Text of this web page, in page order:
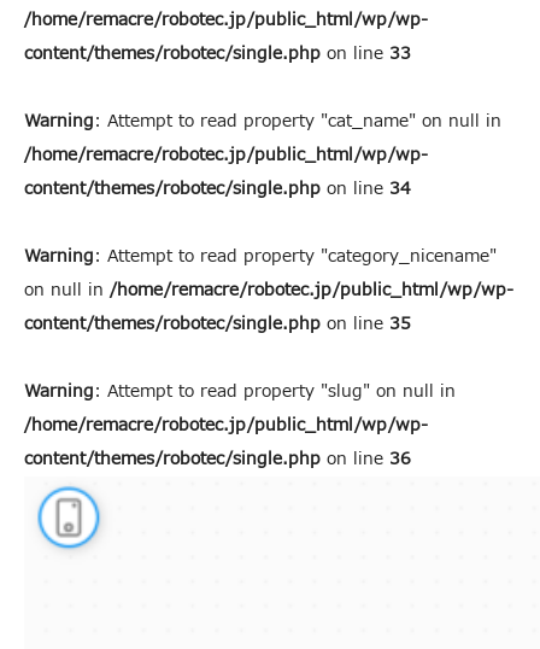
/home/remacre/robotec.jp/public_html/wp/wp-
content/themes/robotec/single.php on line 33
Warning: Attempt to read property "cat_name" on null in
/home/remacre/robotec.jp/public_html/wp/wp-
content/themes/robotec/single.php on line 34
Warning: Attempt to read property "category_nicename"
on null in /home/remacre/robotec.jp/public_html/wp/wp-
content/themes/robotec/single.php on line 35
Warning: Attempt to read property "slug" on null in
/home/remacre/robotec.jp/public_html/wp/wp-
content/themes/robotec/single.php on line 36